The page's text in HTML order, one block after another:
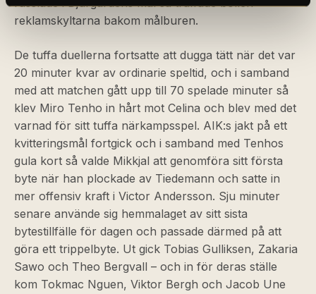
rasslade i Djurgårdens mål så träffade bollen
reklamskyltarna bakom målburen.
De tuffa duellerna fortsatte att dugga tätt när det var
20 minuter kvar av ordinarie speltid, och i samband
med att matchen gått upp till 70 spelade minuter så
klev Miro Tenho in hårt mot Celina och blev med det
varnad för sitt tuffa närkampsspel. AIK:s jakt på ett
kvitteringsmål fortgick och i samband med Tenhos
gula kort så valde Mikkjal att genomföra sitt första
byte när han plockade av Tiedemann och satte in
mer offensiv kraft i Victor Andersson. Sju minuter
senare använde sig hemmalaget av sitt sista
bytestillfälle för dagen och passade därmed på att
göra ett trippelbyte. Ut gick Tobias Gulliksen, Zakaria
Sawo och Theo Bergvall – och in för deras ställe
kom Tokmac Nguen, Viktor Bergh och Jacob Une